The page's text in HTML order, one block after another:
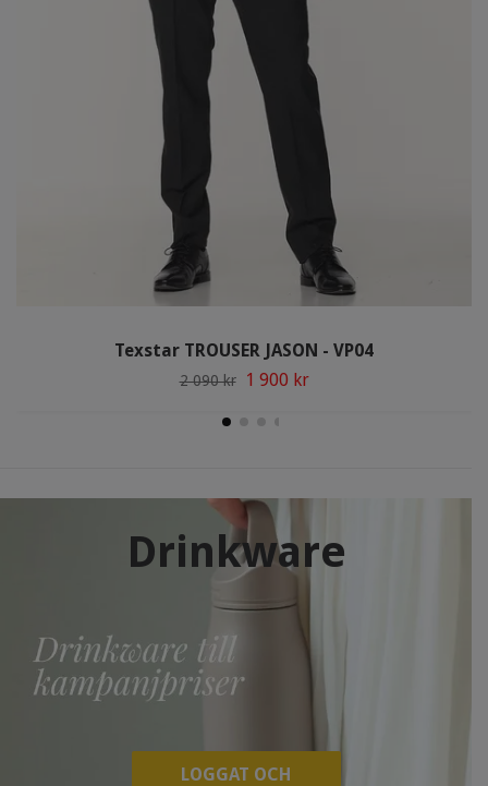
Drinkware
LOGGAT OCH
Texstar TROUSER JASON - VP04
2 090 kr 1 900 kr